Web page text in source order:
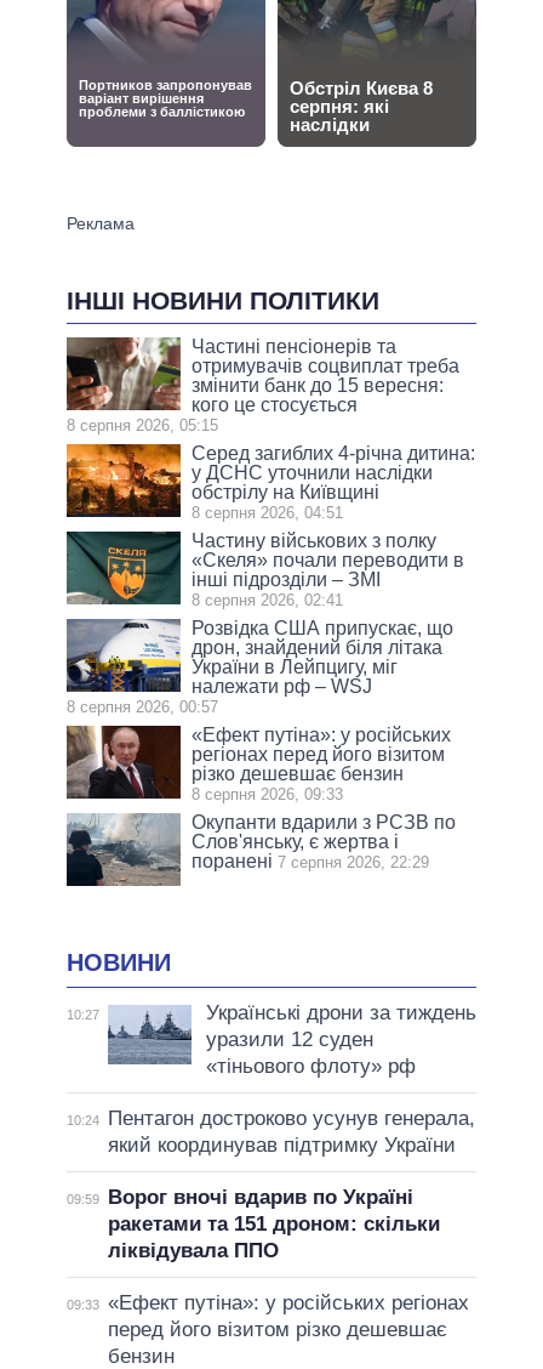
ІНШІ НОВИНИ ПОЛІТИКИ
Частині пенсіонерів та
отримувачів соцвиплат треба
змінити банк до 15 вересня:
кого це стосується
8 серпня 2026, 05:15
Серед загиблих 4-річна дитина:
у ДСНС уточнили наслідки
обстрілу на Київщині
8 серпня 2026, 04:51
Частину військових з полку
«Скеля» почали переводити в
інші підрозділи – ЗМІ
8 серпня 2026, 02:41
Розвідка США припускає, що
дрон, знайдений біля літака
України в Лейпцигу, міг
належати рф – WSJ
8 серпня 2026, 00:57
«Ефект путіна»: у російських
регіонах перед його візитом
різко дешевшає бензин
8 серпня 2026, 09:33
Окупанти вдарили з РСЗВ по
Слов'янську, є жертва і
поранені 7 серпня 2026, 22:29
НОВИНИ
10:27
Українські дрони за тиждень
уразили 12 суден
«тіньового флоту» рф
10:24
Пентагон достроково усунув генерала,
який координував підтримку України
09:59
Ворог вночі вдарив по Україні
ракетами та 151 дроном: скільки
ліквідувала ППО
09:33 «Ефект путіна»: у російських регіонах
перед його візитом різко дешевшає
бензин